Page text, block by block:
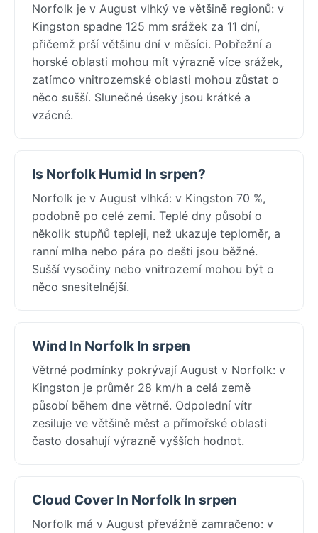
Norfolk je v August vlhký ve většině regionů: v
Kingston spadne 125 mm srážek za 11 dní,
přičemž prší většinu dní v měsíci. Pobřežní a
horské oblasti mohou mít výrazně více srážek,
zatímco vnitrozemské oblasti mohou zůstat o
něco sušší. Slunečné úseky jsou krátké a
vzácné.
Is Norfolk Humid In srpen?
Norfolk je v August vlhká: v Kingston 70 %,
podobně po celé zemi. Teplé dny působí o
několik stupňů tepleji, než ukazuje teploměr, a
ranní mlha nebo pára po dešti jsou běžné.
Sušší vysočiny nebo vnitrozemí mohou být o
něco snesitelnější.
Wind In Norfolk In srpen
Větrné podmínky pokrývají August v Norfolk: v
Kingston je průměr 28 km/h a celá země
působí během dne větrně. Odpolední vítr
zesiluje ve většině měst a přímořské oblasti
často dosahují výrazně vyšších hodnot.
Cloud Cover In Norfolk In srpen
Norfolk má v August převážně zamračeno: v